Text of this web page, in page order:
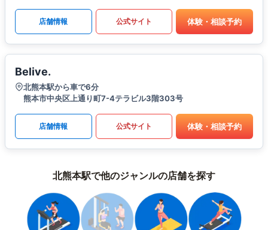
店舗情報 公式サイト 体験・相談予約
Belive.
北熊本駅から車で6分
熊本市中央区上通り町7-4テラビル3階303号
店舗情報 公式サイト 体験・相談予約
北熊本駅で他のジャンルの店舗を探す